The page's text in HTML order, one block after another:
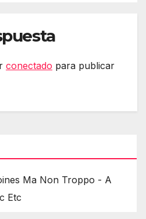
conectado para publicar
Ma Non Troppo - A
Etc